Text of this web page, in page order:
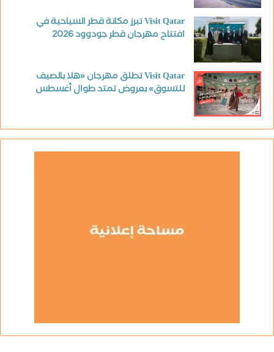
Visit Qatar تبرز مكانة قطر السياحية في
افتتاح مهرجان قطر جودوود 2026
Visit Qatar تطلق مهرجان «هلا بالصيف
للتسوق» بعروض تمتد طوال أغسطس